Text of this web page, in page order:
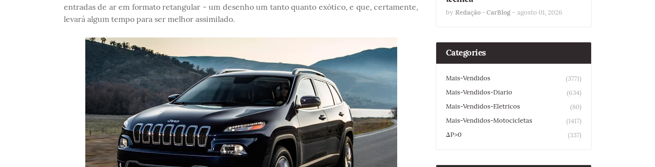
entradas de ar em formato retangular - um desenho um tanto quanto exótico, e que, certamente,
levará algum tempo para ser melhor assimilado.
by Redação - CarBlog - agosto 01, 2026
Categories
Mais-Vendidos
(3771)
Mais-Vendidos-Diario
(634)
Mais-Vendidos-Eletricos
(80)
Mais-Vendidos-Motocicletas
(1417)
ΔP>0
(337)